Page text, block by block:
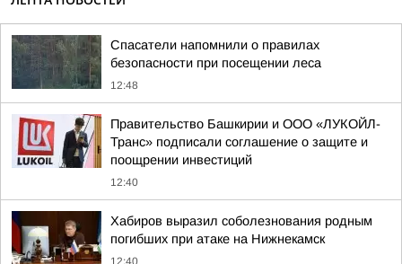
Спасатели напомнили о правилах
безопасности при посещении леса
12:48
Правительство Башкирии и ООО «ЛУКОЙЛ-
Транс» подписали соглашение о защите и
поощрении инвестиций
12:40
Хабиров выразил соболезнования родным
погибших при атаке на Нижнекамск
12:40